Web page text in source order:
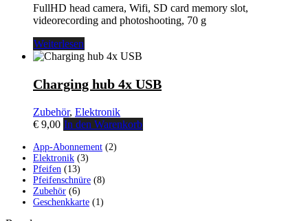
FullHD head camera, Wifi, SD card memory slot,
videorecording and photoshooting, 70 g
Weiterlesen
Charging hub 4x USB
Zubehör, Elektronik
€ 9,00 In den Warenkorb
App-Abonnement 22
Elektronik 33
Pfeifen 1313
Produkte
Pfeifenschnüre 88
Zubehör 66
Produkte
Geschenkkarte 11